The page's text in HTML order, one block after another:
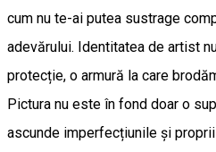
cum nu te-ai putea sustrage
adevărului. Identitatea de artist
protecție, o armură la care
Pictura nu este în fond doar o
ascunde imperfecțiunile și